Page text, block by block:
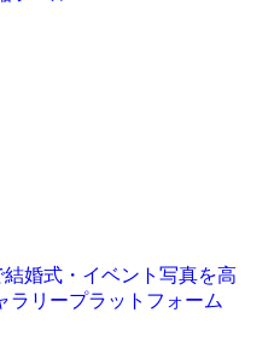
婚式・イベント写真を高
ラリープラットフォーム